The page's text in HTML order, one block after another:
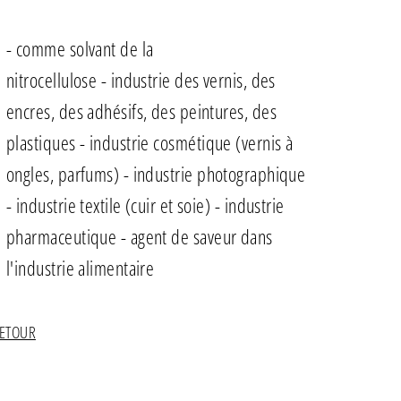
- comme solvant de la
nitrocellulose - industrie des vernis, des
encres, des adhésifs, des peintures, des
plastiques- industrie cosmétique (vernis à
ongles, parfums) - industrie photographique
- industrie textile (cuir et soie) - industrie
pharmaceutique - agent de saveur dans
l'industrie alimentaire